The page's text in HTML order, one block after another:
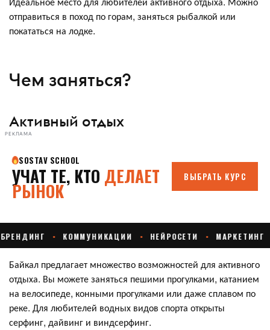
отправиться в поход по горам, заняться рыбалкой или
покататься на лодке.
Чем заняться?
Активный отдых
РЕКЛАМА
Байкал предлагает множество возможностей для активного
отдыха. Вы можете заняться пешими прогулками, катанием
на велосипеде, конными прогулками или даже сплавом по
реке. Для любителей водных видов спорта открыты
серфинг, дайвинг и виндсерфинг.